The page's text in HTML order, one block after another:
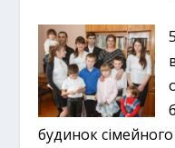
будинок